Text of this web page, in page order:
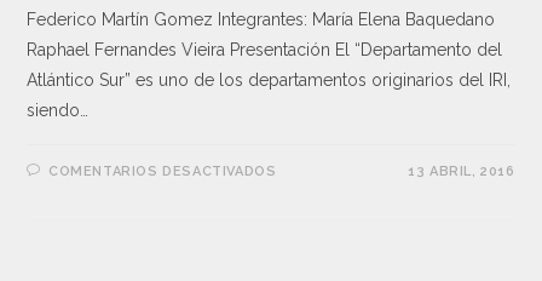
Federico Martín Gomez Integrantes: María Elena Baquedano
Raphael Fernandes Vieira Presentación El “Departamento del
Atlántico Sur” es uno de los departamentos originarios del IRI,
siendo…
COMENTARIOS DESACTIVADOS 13 ABRIL, 2016